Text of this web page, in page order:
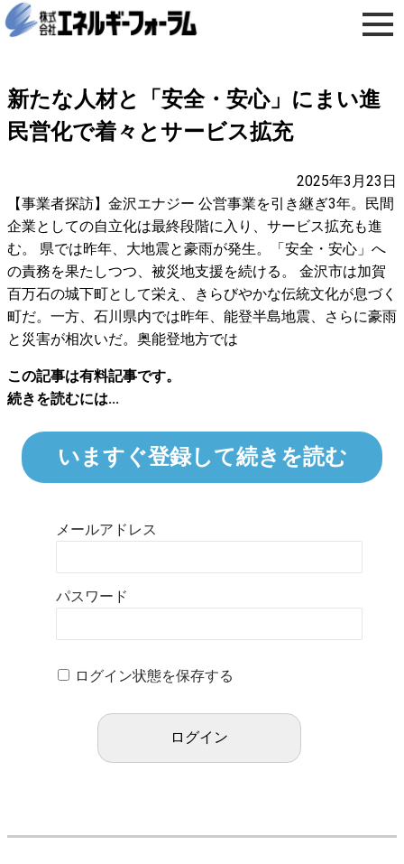
新たな人材と「安全・安心」にまい進
民営化で着々とサービス拡充
2025年3月23日
【事業者探訪】金沢エナジー 公営事業を引き継ぎ3年。民間
企業としての自立化は最終段階に入り、サービス拡充も進
む。 県では昨年、大地震と豪雨が発生。「安全・安心」へ
の責務を果たしつつ、被災地支援を続ける。 金沢市は加賀
百万石の城下町として栄え、きらびやかな伝統文化が息づく
町だ。一方、石川県内では昨年、能登半島地震、さらに豪雨
と災害が相次いだ。奥能登地方では
この記事は有料記事です。
続きを読むには...
いますぐ登録して続きを読む
メールアドレス
パスワード
ログイン状態を保存する